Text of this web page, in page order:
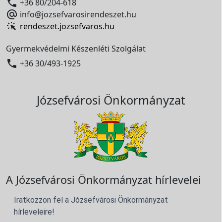
 +36 80/204-618
 info@jozsefvarosirendeszet.hu
rendeszet.jozsefvaros.hu
Gyermekvédelmi Készenléti Szolgálat
 +36 30/493-1925
Józsefvárosi Önkormányzat
A Józsefvárosi Önkormányzat hírlevelei
Iratkozzon fel a Józsefvárosi Önkormányzat
hírleveleire!